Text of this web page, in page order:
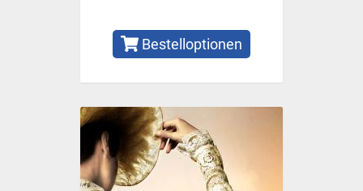
Bestelloptionen